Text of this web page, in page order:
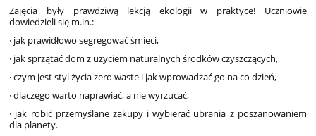
Zajęcia były prawdziwą lekcją ekologii w praktyce! Uczniowie
dowiedzieli się m.in.:
· jak prawidłowo segregować śmieci,
· jak sprzątać dom z użyciem naturalnych środków czyszczących,
· czym jest styl życia zero waste i jak wprowadzać go na co dzień,
· dlaczego warto naprawiać, a nie wyrzucać,
· jak robić przemyślane zakupy i wybierać ubrania z poszanowaniem
dla planety.